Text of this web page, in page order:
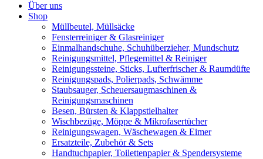
Über uns
Shop
Müllbeutel, Müllsäcke
Fensterreiniger & Glasreiniger
Einmalhandschuhe, Schuhüberzieher, Mundschutz
Reinigungsmittel, Pflegemittel & Reiniger
Reinigungssteine, Sticks, Lufterfrischer & Raumdüfte
Reinigungspads, Polierpads, Schwämme
Staubsauger, Scheuersaugmaschinen &
Reinigungsmaschinen
Besen, Bürsten & Klappstielhalter
Wischbezüge, Möppe & Mikrofasertücher
Reinigungswagen, Wäschewagen & Eimer
Ersatzteile, Zubehör & Sets
Handtuchpapier, Toilettenpapier & Spendersysteme